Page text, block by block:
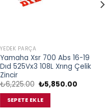
YEDEK PARÇA
Yamaha Xsr 700 Abs 16-19
Dıd 525Vx3 108L Xrıng Çelik
Zincir
₺6,225.00 Orijinal
fiyat:
₺6,225.00.
₺5,850.00Şu
SEPETE EKLE